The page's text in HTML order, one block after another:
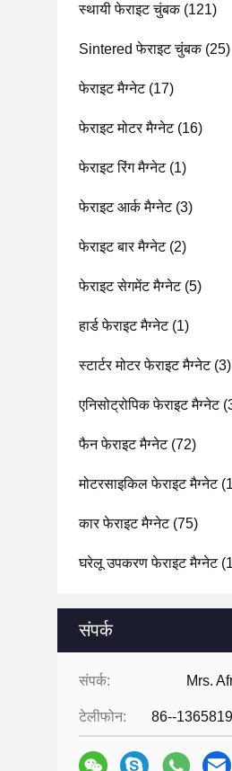
स्थायी फेराइट चुंबक(121)
Sintered फेराइट चुंबक(25)
फेराइट मैग्नेट(17)
फेराइट मोटर मैग्नेट(16)
फेराइट रिंग मैग्नेट(1)
फेराइट आर्क मैग्नेट(3)
फेराइट बार मैग्नेट(2)
फेराइट सेगमेंट मैग्नेट(5)
हार्ड फेराइट मैग्नेट(1)
स्टार्टर मोटर फेराइट मैग्नेट(3)
एनिसोट्रोपिक फेराइट मैग्नेट
फैन फेराइट मैग्नेट(72)
मोटरसाइकिल फेराइट मैग्नेट
कार फेराइट मैग्नेट(75)
घरेलू उपकरण फेराइट मैग्नेट
संपर्क
संपर्क: Mrs.
टेलीफोन: 86--